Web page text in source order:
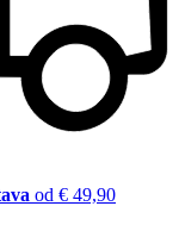
od € 49,90